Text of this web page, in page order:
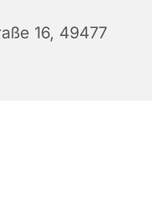
16, 49477